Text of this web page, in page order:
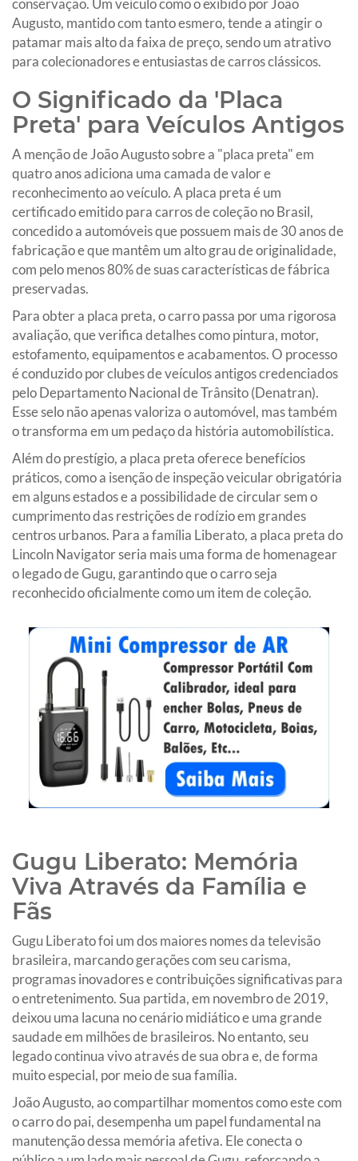
conservação. Um veículo como o exibido por João
Augusto, mantido com tanto esmero, tende a atingir o
patamar mais alto da faixa de preço, sendo um atrativo
para colecionadores e entusiastas de carros clássicos.
O Significado da 'Placa
Preta' para Veículos Antigos
A menção de João Augusto sobre a "placa preta" em
quatro anos adiciona uma camada de valor e
reconhecimento ao veículo. A placa preta é um
certificado emitido para carros de coleção no Brasil,
concedido a automóveis que possuem mais de 30 anos de
fabricação e que mantêm um alto grau de originalidade,
com pelo menos 80% de suas características de fábrica
preservadas.
Para obter a placa preta, o carro passa por uma rigorosa
avaliação, que verifica detalhes como pintura, motor,
estofamento, equipamentos e acabamentos. O processo
é conduzido por clubes de veículos antigos credenciados
pelo Departamento Nacional de Trânsito (Denatran).
Esse selo não apenas valoriza o automóvel, mas também
o transforma em um pedaço da história automobilística.
Além do prestígio, a placa preta oferece benefícios
práticos, como a isenção de inspeção veicular obrigatória
em alguns estados e a possibilidade de circular sem o
cumprimento das restrições de rodízio em grandes
centros urbanos. Para a família Liberato, a placa preta do
Lincoln Navigator seria mais uma forma de homenagear
o legado de Gugu, garantindo que o carro seja
reconhecido oficialmente como um item de coleção.
Gugu Liberato: Memória
Viva Através da Família e
Fãs
Gugu Liberato foi um dos maiores nomes da televisão
brasileira, marcando gerações com seu carisma,
programas inovadores e contribuições significativas para
o entretenimento. Sua partida, em novembro de 2019,
deixou uma lacuna no cenário midiático e uma grande
saudade em milhões de brasileiros. No entanto, seu
legado continua vivo através de sua obra e, de forma
muito especial, por meio de sua família.
João Augusto, ao compartilhar momentos como este com
o carro do pai, desempenha um papel fundamental na
manutenção dessa memória afetiva. Ele conecta o